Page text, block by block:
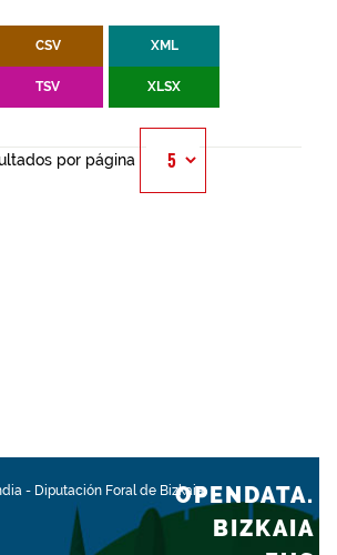
CSV XML
TSV XLSX
por página
- Diputación Foral de BizkaiaOPENDATA.
BIZKAIA